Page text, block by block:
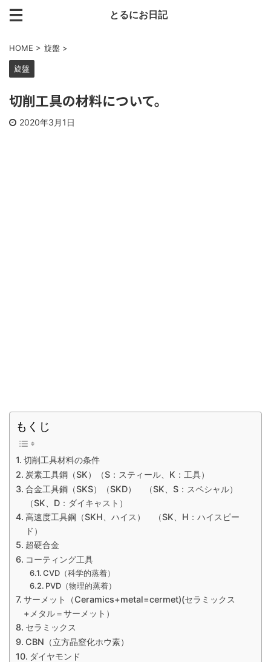
とるにお日記
HOME > 旋盤 >
旋盤
切削工具の材料について。
2020年3月1日
もくじ
切削工具材料の条件
炭素工具鋼（SK）（S：スティール、K：工具）
合金工具鋼（SKS）（SKD） （SK、S：スペシャル）
（SK、D：ダイキャスト）
高速度工具鋼（SKH、ハイス） （SK、H：ハイスピー
ド）
超硬合金
コーティング工具
CVD（科学的蒸着）
PVD（物理的蒸着）
サーメット（Ceramics+metal=cermet)(セラミックス
+メタル＝サーメット）
セラミックス
CBN（立方晶窒化ホウ素）
ダイヤモンド